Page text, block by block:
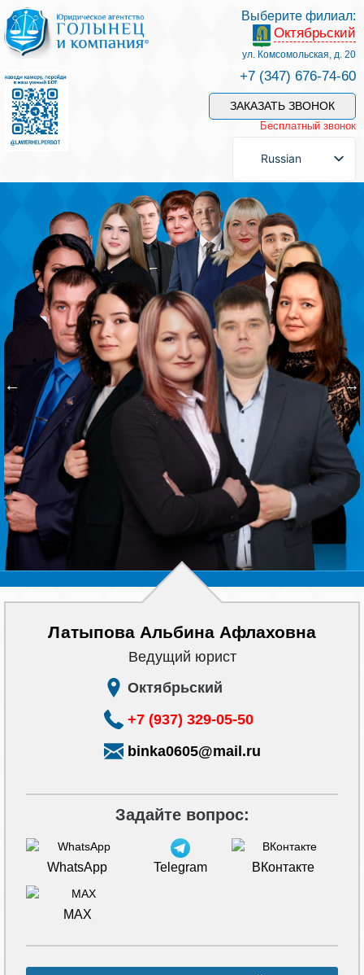
Услуги и наши специалисты
Оплата услуг
Задать вопрос
Контакты
Отзывы
Полезные статьи
Наши победы
Видео о нас
Выберите филиал:
Октябрьский
ул. Комсомольская, д. 20
+7 (347) 676-74-60
ЗАКАЗАТЬ ЗВОНОК
Бесплатный звонок
Russian
← →
Латыпова Альбина Афлаховна
Ведущий юрист
Октябрьский
+7 (937) 329-05-50
binka0605@mail.ru
Задайте вопрос:
WhatsApp Telegram ВКонтакте
MAX